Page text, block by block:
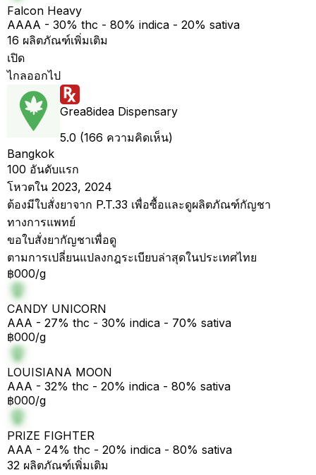
Falcon Heavy
AAAA - 30% thc - 80% indica - 20% sativa
16 ผลิตภัณฑ์เพิ่มเติม
เปิด
ไกลออกไป
Grea8idea Dispensary
5.0 (166 ความคิดเห็น)
Bangkok
100 อันดับแรก
โหวตใน 2023, 2024
ต้องมีใบสั่งยาจาก P.T.33 เพื่อซื้อและดูผลิตภัณฑ์กัญชา
ทางการแพทย์
ขอใบสั่งยากัญชาเพื่อดู
ตามการเปลี่ยนแปลงกฎระเบียบล่าสุดในประเทศไทย
฿000/g
CANDY UNICORN
AAA - 27% thc - 30% indica - 70% sativa
฿000/g
LOUISIANA MOON
AAA - 32% thc - 20% indica - 80% sativa
฿000/g
PRIZE FIGHTER
AAA - 24% thc - 20% indica - 80% sativa
32 ผลิตภัณฑ์เพิ่มเติม